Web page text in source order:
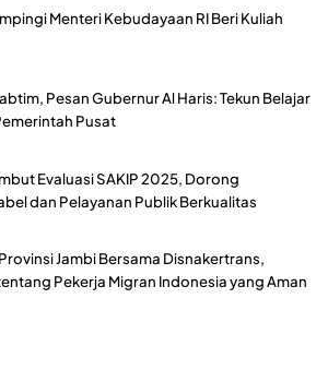
Menteri Kebudayaan RI Beri Kuliah
Pesan Gubernur Al Haris: Tekun Belajar
Pusat
Evaluasi SAKIP 2025, Dorong
dan Pelayanan Publik Berkualitas
Jambi Bersama Disnakertrans,
Pekerja Migran Indonesia yang Aman